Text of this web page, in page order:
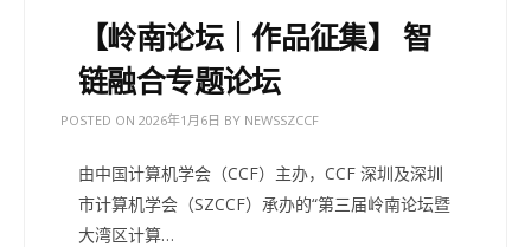
【岭南论坛｜作品征集】 智
链融合专题论坛
POSTED ON 2026年1月6日 BY NEWSSZCCF
由中国计算机学会（CCF）主办，CCF 深圳及深圳
市计算机学会（SZCCF）承办的“第三届岭南论坛暨
大湾区计算…